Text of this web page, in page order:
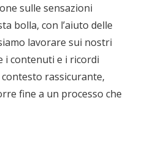
sulle sensazioni
bolla, con l’aiuto delle
lavorare sui nostri
i contenuti e i ricordi
rassicurante,
fine a un processo che